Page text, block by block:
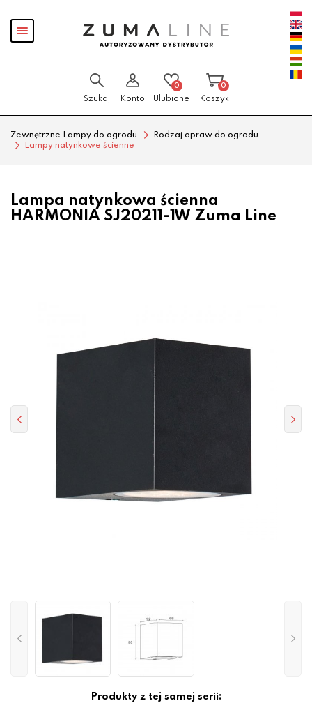
Pokaż
menu
Szukaj Konto
0
Ulubione
0
Koszyk
Zewnętrzne Lampy do ogrodu
Rodzaj opraw do ogrodu
Lampy natynkowe ścienne
Lampa natynkowa ścienna
HARMONIA SJ20211-1W Zuma Line
Produkty z tej samej serii: